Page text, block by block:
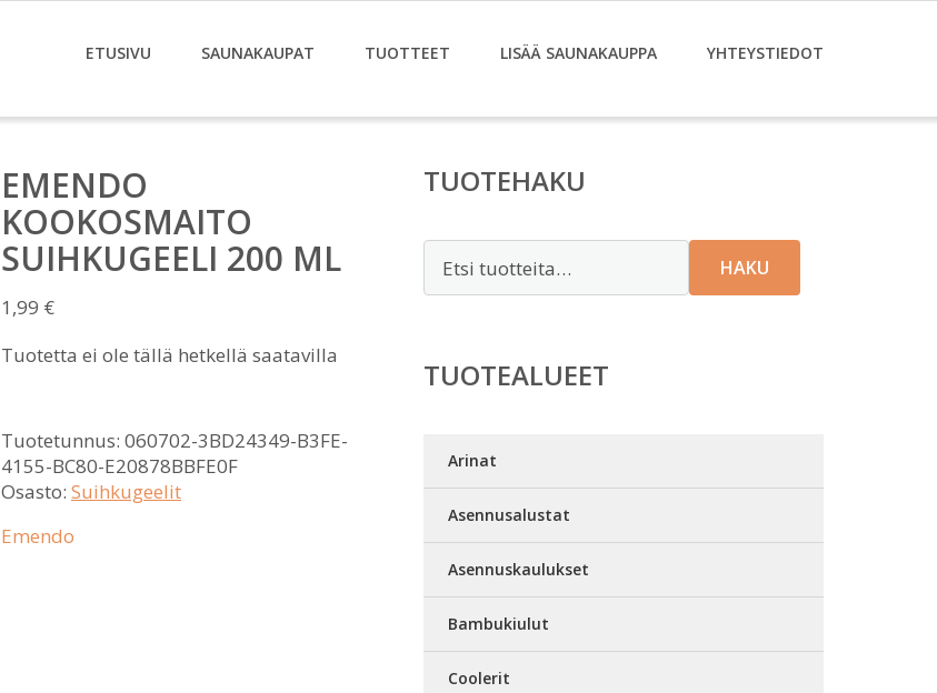
ETUSIVU SAUNAKAUPAT TUOTTEET LISÄÄ SAUNAKAUPPA YHTEYSTIEDOT
EMENDO
KOOKOSMAITO
SUIHKUGEELI 200 ML
1,99 €
Tuotetta ei ole tällä hetkellä saatavilla
Tuotetunnus: 060702-3BD24349-B3FE-
4155-BC80-E20878BBFE0F
Osasto: Suihkugeelit
Emendo
TUOTEHAKU
HAKU
TUOTEALUEET
Arinat
Asennusalustat
Asennuskaulukset
Bambukiulut
Coolerit